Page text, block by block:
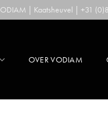
| Kaatsheuvel | +31
OVER VODIAM